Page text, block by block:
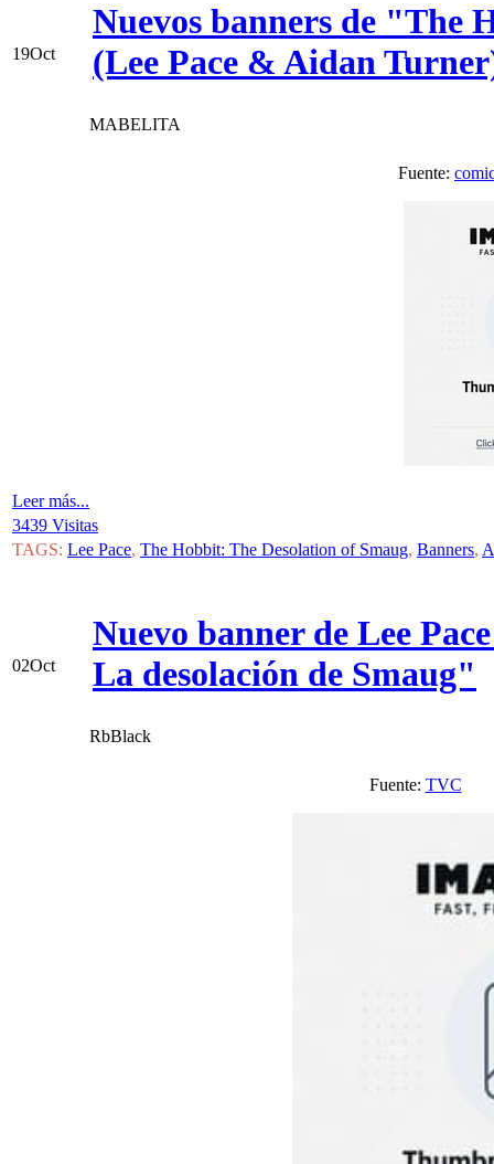
19Oct
Nuevos banners de "The
(Lee Pace & Aidan
MABELITA
Fuente:
Leer más...
3439 Visitas
TAGS: Lee Pace, The Hobbit: The Desolation of Smaug, Banners,
02Oct
Nuevo banner de Lee
La desolación de Smaug"
RbBlack
Fuente: TVC